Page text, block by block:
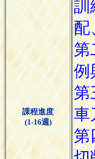
課程進度
(1-16週)